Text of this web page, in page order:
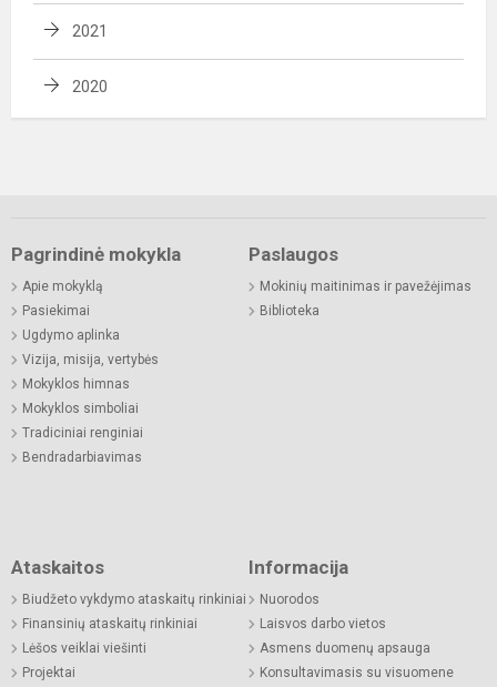
2021
2020
Pagrindinė mokykla
Apie mokyklą
Pasiekimai
Ugdymo aplinka
Vizija, misija, vertybės
Mokyklos himnas
Mokyklos simboliai
Tradiciniai renginiai
Bendradarbiavimas
Paslaugos
Mokinių maitinimas ir pavežėjimas
Biblioteka
Ataskaitos
Biudžeto vykdymo ataskaitų rinkiniai
Finansinių ataskaitų rinkiniai
Lėšos veiklai viešinti
Projektai
Informacija
Nuorodos
Laisvos darbo vietos
Asmens duomenų apsauga
Konsultavimasis su visuomene